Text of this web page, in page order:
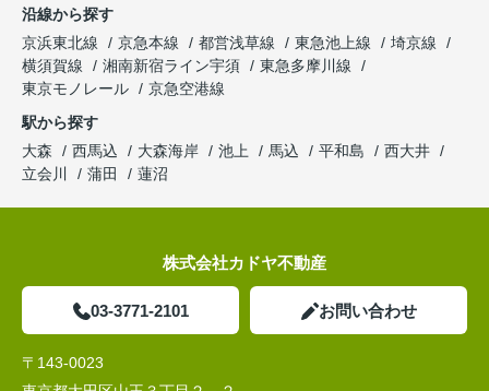
沿線から探す
京浜東北線
京急本線 都営浅草線 東急池上線
埼京線
横須賀線
湘南新宿ライン宇須
東急多摩川線
東京モノレール
京急空港線
駅から探す
大森
西馬込 大森海岸 池上 馬込 平和島
西大井
立会川
蒲田 蓮沼
株式会社カドヤ不動産
03-3771-2101 お問い合わせ
〒143-0023